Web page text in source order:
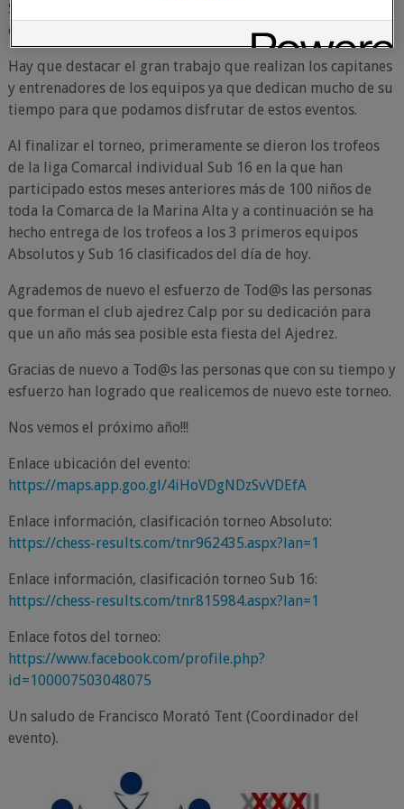
Sub 16 ha ganado el Súper equipazo del Calp A, seguidos
del Calp B y en tercer lugar el Gata A.
Hay que destacar el gran trabajo que realizan los capitanes
y entrenadores de los equipos ya que dedican mucho de su
tiempo para que podamos disfrutar de estos eventos.
Al finalizar el torneo, primeramente se dieron los trofeos
de la liga Comarcal individual Sub 16 en la que han
participado estos meses anteriores más de 100 niños de
toda la Comarca de la Marina Alta y a continuación se ha
hecho entrega de los trofeos a los 3 primeros equipos
Absolutos y Sub 16 clasificados del día de hoy.
Agrademos de nuevo el esfuerzo de Tod@s las personas
que forman el club ajedrez Calp por su dedicación para
que un año más sea posible esta fiesta del Ajedrez.
Gracias de nuevo a Tod@s las personas que con su tiempo y
esfuerzo han logrado que realicemos de nuevo este torneo.
Nos vemos el próximo año!!!
Enlace ubicación del evento:
https://maps.app.goo.gl/4iHoVDgNDzSvVDEfA
Enlace información, clasificación torneo Absoluto:
https://chess-results.com/tnr962435.aspx?lan=1
Enlace información, clasificación torneo Sub 16:
https://chess-results.com/tnr815984.aspx?lan=1
Enlace fotos del torneo:
https://www.facebook.com/profile.php?
id=100007503048075
Un saludo de Francisco Morató Tent (Coordinador del
evento).